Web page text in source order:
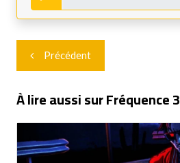
Navigation
de
l’article
Précédent
À lire aussi sur Fréquence 3